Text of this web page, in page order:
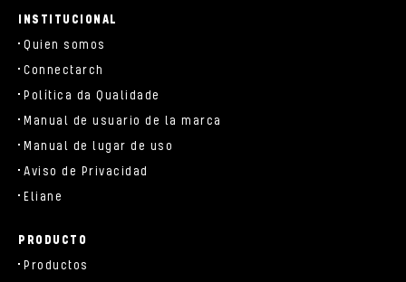
INSTITUCIONAL
Quien somos
Connectarch
Política da Qualidade
Manual de usuario de la marca
Manual de lugar de uso
Aviso de Privacidad
Eliane
PRODUCTO
Productos